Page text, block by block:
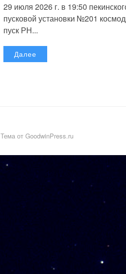
29 июля 2026 г. в 19:50
пусковой установки №201
пуск РН...
Далее
Тема от GoodwinPress.ru